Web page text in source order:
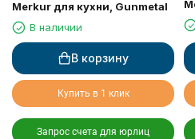
Merkur для кухни, Gunmetal
В наличии
В корзину
Купить в 1 клик
Запрос счета для юрлиц